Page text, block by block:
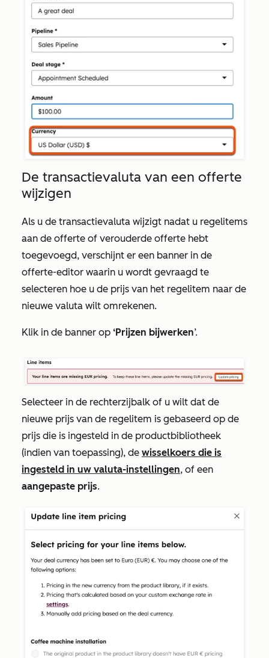
De transactievaluta van een offerte
wijzigen
Als u de transactievaluta wijzigt nadat u regelitems
aan de offerte of verouderde offerte hebt
toegevoegd, verschijnt er een banner in de
offerte-editor waarin u wordt gevraagd te
selecteren hoe u de prijs van het regelitem naar de
nieuwe valuta wilt omrekenen.
Klik in de banner op ‘Prijzen bijwerken’.
Selecteer in de rechterzijbalk of u wilt dat de
nieuwe prijs van de regelitem is gebaseerd op de
prijs die is ingesteld in de productbibliotheek
(indien van toepassing), de wisselkoers die is
ingesteld in uw valuta-instellingen, of een
aangepaste prijs.